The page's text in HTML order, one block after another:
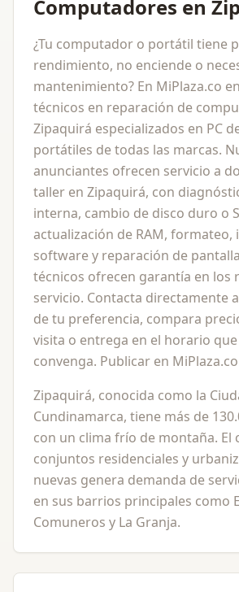
Computadores en
¿Tu computador o portátil tiene
rendimiento, no enciende o
mantenimiento? En MiPlaza.co
técnicos en reparación de
Zipaquirá especializados en PC
portátiles de todas las marcas.
anunciantes ofrecen servicio a
taller en Zipaquirá, con
interna, cambio de disco duro o
actualización de RAM, formateo,
software y reparación de
técnicos ofrecen garantía en los
servicio. Contacta directamente
de tu preferencia, compara
visita o entrega en el horario
convenga. Publicar en
Zipaquirá, conocida como la
Cundinamarca, tiene más de
con un clima frío de montaña. El
conjuntos residenciales y
nuevas genera demanda de
en sus barrios principales como
Comuneros y La Granja.